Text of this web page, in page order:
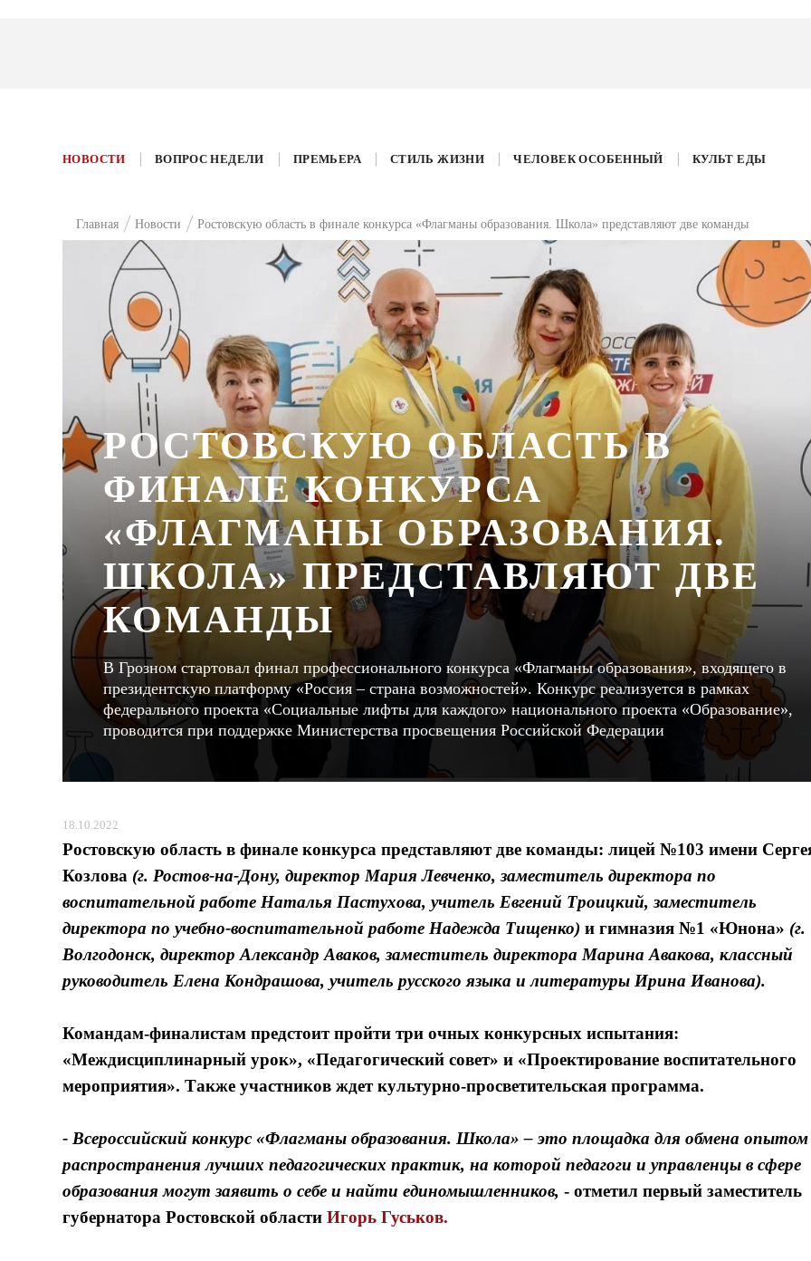
НОВОСТИ ВОПРОС НЕДЕЛИ ПРЕМЬЕРА СТИЛЬ ЖИЗНИ ЧЕЛОВЕК ОСОБЕННЫЙ КУЛЬТ ЕДЫ
Главная Новости Ростовскую область в финале конкурса «Флагманы образования. Школа» представляют две команды
РОСТОВСКУЮ ОБЛАСТЬ В
ФИНАЛЕ КОНКУРСА
«ФЛАГМАНЫ ОБРАЗОВАНИЯ.
ШКОЛА» ПРЕДСТАВЛЯЮТ ДВЕ
КОМАНДЫ
В Грозном стартовал финал профессионального конкурса «Флагманы образования», входящего в
президентскую платформу «Россия – страна возможностей». Конкурс реализуется в рамках
федерального проекта «Социальные лифты для каждого» национального проекта «Образование»,
проводится при поддержке Министерства просвещения Российской Федерации
18.10.2022
Ростовскую область в финале конкурса представляют две команды: лицей №103 имени
Козлова (г. Ростов-на-Дону, директор Мария Левченко, заместитель директора по
воспитательной работе Наталья Пастухова, учитель Евгений Троицкий, заместитель
директора по учебно-воспитательной работе Надежда Тищенко) и гимназия №1 «Юнона» (г.
Волгодонск, директор Александр Аваков, заместитель директора Марина Авакова, классный
руководитель Елена Кондрашова, учитель русского языка и литературы Ирина Иванова).
Командам-финалистам предстоит пройти три очных конкурсных испытания:
«Междисциплинарный урок», «Педагогический совет» и «Проектирование воспитательного
мероприятия». Также участников ждет культурно-просветительская программа.
- Всероссийский конкурс «Флагманы образования. Школа» – это площадка для обмена
распространения лучших педагогических практик, на которой педагоги и управленцы в сфере
образования могут заявить о себе и найти единомышленников, - отметил первый заместитель
губернатора Ростовской области Игорь Гуськов.